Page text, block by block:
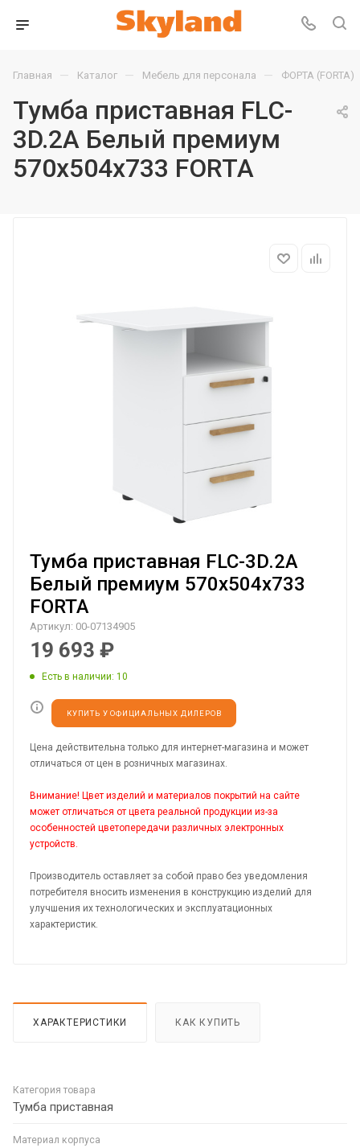
Главная — Каталог — Мебель для персонала — ФОРТА (FORTA)
Тумба приставная FLC-
3D.2A Белый премиум
570х504х733 FORTA
Тумба приставная FLC-3D.2A
Белый премиум 570х504х733
FORTA
Артикул: 00-07134905
19 693 ₽
Есть в наличии: 10
КУПИТЬ У ОФИЦИАЛЬНЫХ ДИЛЕРОВ
Цена действительна только для интернет-магазина и может
отличаться от цен в розничных магазинах.
Внимание! Цвет изделий и материалов покрытий на сайте
может отличаться от цвета реальной продукции из-за
особенностей цветопередачи различных электронных
устройств.
Производитель оставляет за собой право без уведомления
потребителя вносить изменения в конструкцию изделий для
улучшения их технологических и эксплуатационных
характеристик.
ХАРАКТЕРИСТИКИ КАК КУПИТЬ
Категория товара
Тумба приставная
Материал корпуса